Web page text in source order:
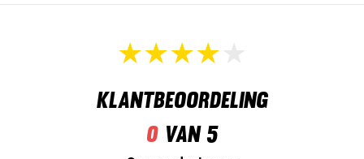
Speel vol vertrouwen op gravel – bestel de Wilson Rush
Pro 5 Clay vandaag nog!
Klantbeoordeling
0van 5